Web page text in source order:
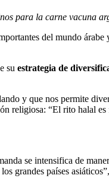
para la carne vacuna
del mundo árabe
su estrategia de
y que nos permite
religiosa: “El rito halal
se intensifica de
grandes países